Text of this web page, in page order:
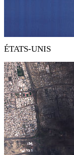
ÉTATS-UNIS